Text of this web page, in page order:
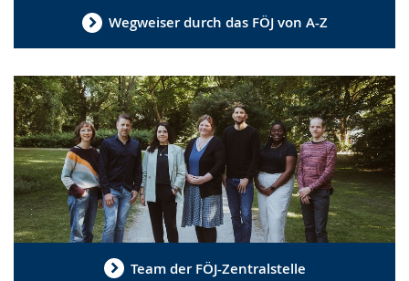
Wegweiser durch das FÖJ von A-Z
Team der FÖJ-Zentralstelle